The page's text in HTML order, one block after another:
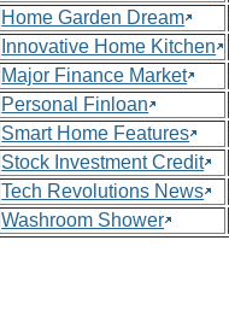
Home Garden Dream
Innovative Home Kitchen
Major Finance Market
Personal Finloan
Smart Home Features
Stock Investment Credit
Tech Revolutions News
Washroom Shower